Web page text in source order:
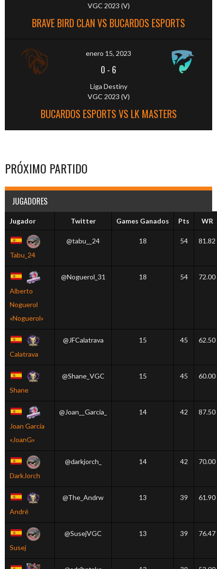
VGC 2023 (V)
BRAVE BIRD CLAN VS BUCARDOS ESPORTS
enero 15, 2023
0 - 6
Liga Destiny
VGC 2023 (V)
BUCARDOS ESPORTS VS LK MASTERS
PRÓXIMO PARTIDO
JUGADORES
Jugador Twitter Games Ganados Pts WR
Tabu_24
@tabu__24 18 54 81.82
Alberto
Noguerol
«Noguerol»
@Noguerol_31 18 54 72.00
Calatrava
@JFCalatrava 15 45 62.50
Shane
@Shane_VGC 15 45 60.00
Joan Garcia
«JoanG»
@Joan__Garcia_ 14 42 87.50
DarkJorch
@darkjorch_ 14 42 70.00
André
@The_Andrw 13 39 61.90
Susej
@SusejVGC 13 39 76.47